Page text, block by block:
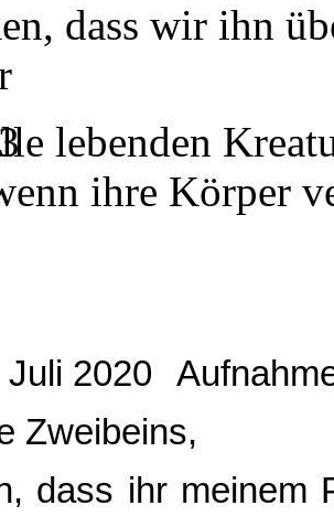
dass wir ihn
lebenden
ihre Körper
2020
Zweibeins,
dass ihr meinem